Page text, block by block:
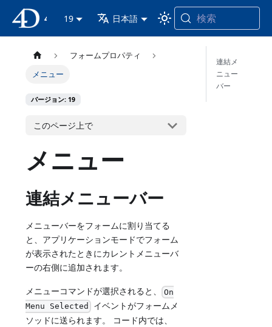
19 日本語 検索
フォームプロパティ
メニュー
バージョン: 19
このページ上で
メニュー
連結メニューバー
メニューバーをフォームに割り当てる
と、アプリケーションモードでフォーム
が表示されたときにカレントメニューバ
ーの右側に追加されます。
メニューコマンドが選択されると、 On
Menu Selected イベントがフォームメ
ソッドに送られます。 コード内では、
連結メ
ニュー
バー